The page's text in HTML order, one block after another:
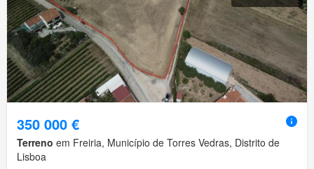
350 000 €
Terreno em Freiria, Município de Torres Vedras, Distrito de
Lisboa